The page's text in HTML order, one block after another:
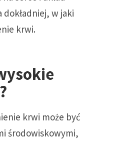
w jaki
krwi.
krwi może być
środowiskowymi,